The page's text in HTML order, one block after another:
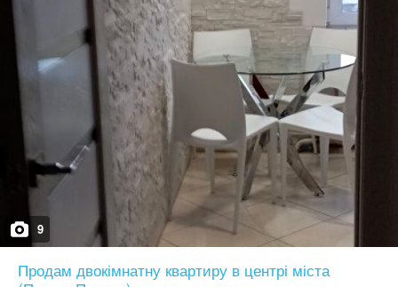
9
Продам двокімнатну квартиру в центрі міста